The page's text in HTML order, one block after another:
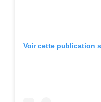
Voir cette publication